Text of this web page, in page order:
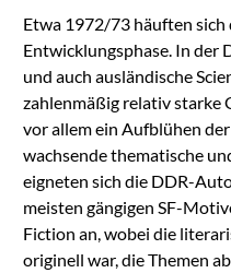
Etwa 1972/73 häuften sich
Entwicklungsphase. In der
und auch ausländische
zahlenmäßig relativ starke
vor allem ein Aufblühen
wachsende thematische
eigneten sich die DDR-
meisten gängigen SF-
Fiction an, wobei die
originell war, die Themen